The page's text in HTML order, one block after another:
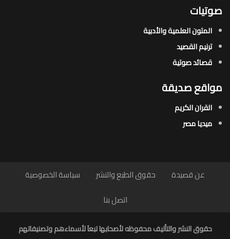
صوتيات
المتون العلمية والأدبية
ترنيم القصيد
قصائد صوتية
مواقع صديقة
القران الكريم
ميديا مصر
عن قصيدة حقوق الطبع والنشر
سياسة الخصوصية
اتصل بنا
حقوق النشر والتأليف محفوظه لأصحابها تبعاَ لأسماءهم وتصنيفاتهم